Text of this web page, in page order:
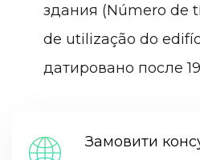
здания (Número de
de utilização do
датировано после
Замовити